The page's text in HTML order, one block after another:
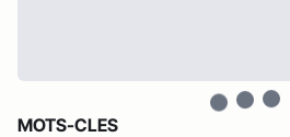
MOTS-CLES